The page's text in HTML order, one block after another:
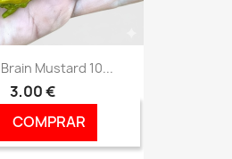
Mustard 10...
3,00 €
COMPRAR